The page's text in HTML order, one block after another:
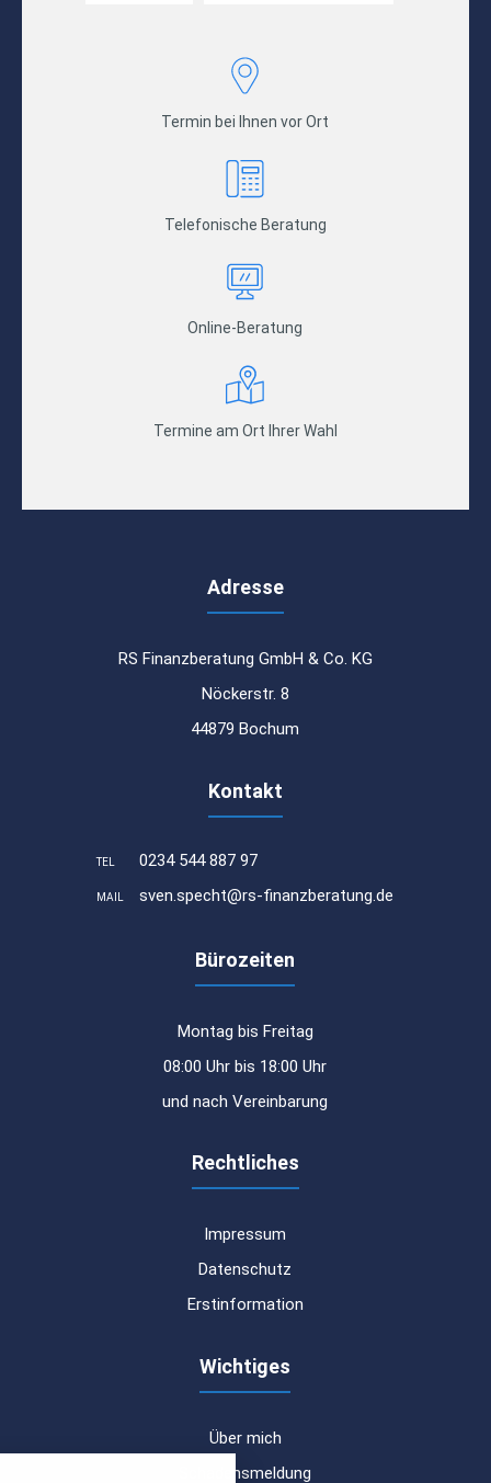
Termin bei Ihnen vor Ort
Telefonische Beratung
Online-Beratung
Termine am Ort Ihrer Wahl
Adresse
RS Finanzberatung GmbH & Co. KG
Nöckerstr. 8
44879 Bochum
Kontakt
TEL 0234 544 887 97
MAIL sven.specht@rs-finanzberatung.de
Bürozeiten
Montag bis Freitag
08:00 Uhr bis 18:00 Uhr
und nach Vereinbarung
Rechtliches
Impressum
Datenschutz
Erstinformation
Wichtiges
Über mich
Schadensmeldung